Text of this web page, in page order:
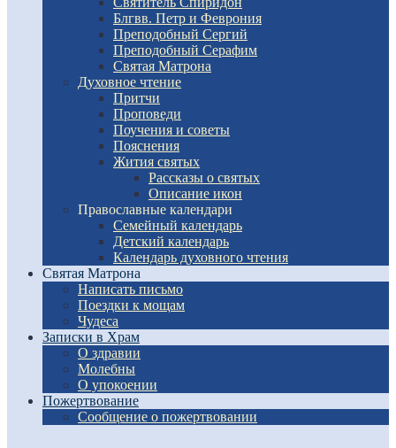
Блгвв. Петр и Феврония
Преподобный Сергий
Преподобный Серафим
Святая Матрона
Духовное чтение
Притчи
Проповеди
Поучения и советы
Пояснения
Жития святых
Рассказы о святых
Описание икон
Православные календари
Семейный календарь
Детский календарь
Календарь духовного чтения
Святая Матрона
Написать письмо
Поездки к мощам
Чудеса
Записки в Храм
О здравии
Молебны
О упокоении
Пожертвование
Сообщение о пожертвовании